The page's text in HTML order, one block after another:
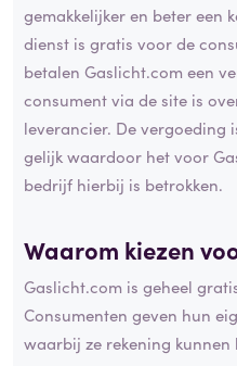
gemakkelijker en beter een
dienst is gratis voor de
betalen Gaslicht.com een
consument via de site is
leverancier. De vergoeding
gelijk waardoor het voor
bedrijf hierbij is betrokken.
Waarom kiezen
Gaslicht.com is geheel
Consumenten geven hun
waarbij ze rekening